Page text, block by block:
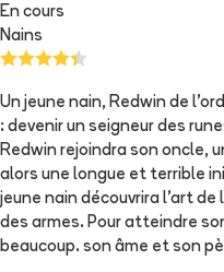
En cours
Nains
Un jeune nain, Redwin de
: devenir un seigneur des
Redwin rejoindra son oncle,
alors une longue et terrible
jeune nain découvrira l'art
des armes. Pour atteindre
beaucoup. son âme et son